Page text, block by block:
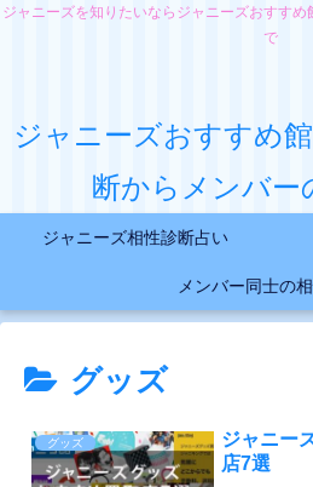
ジャニーズを知りたいならジャニーズおすす
で
ジャニーズおすすめ
断からメンバー
ジャニーズ相性診断占い
メンバー同士の
グッズ
グッズ
ジャニー
店7選